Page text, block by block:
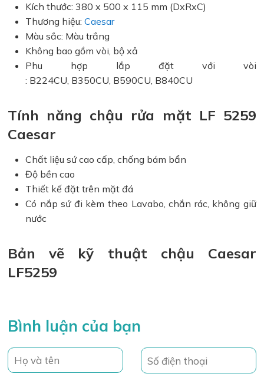
Kích thước: 380 x 500 x 115 mm (DxRxC)
Thương hiệu:Caesar
Màu sắc: Màu trắng
Không bao gồm vòi, bộ xả
Phu hợp lắp đặt với vòi
: B224CU, B350CU, B590CU, B840CU
Tính năng chậu rửa mặt LF 5259
Caesar
Chất liệu sứ cao cấp, chống bám bẩn
Độ bền cao
Thiết kế đặt trên mặt đá
Có nắp sứ đi kèm theo Lavabo, chắn rác, không giữ
nước
Bản vẽ kỹ thuật chậu Caesar
LF5259
Bình luận của bạn